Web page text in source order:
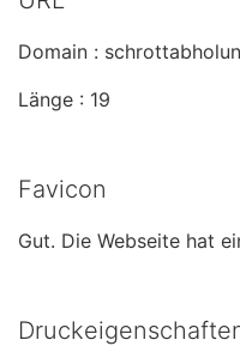
Domain :
Länge : 19
Favicon
Gut. Die Webseite hat